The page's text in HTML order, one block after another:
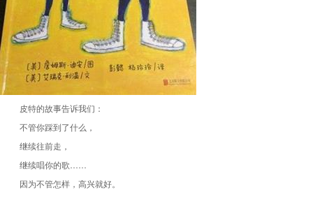
皮特的故事告诉我们：
不管你踩到了什么，
继续往前走，
继续唱你的歌……
因为不管怎样，高兴就好。